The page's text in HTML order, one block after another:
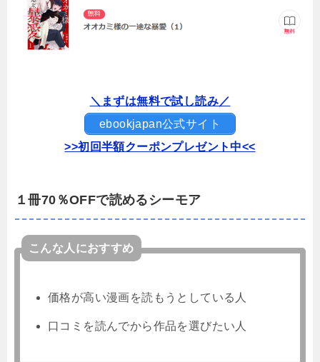
＼まずは無料で試し読み／
ebookjapan公式サイト
>>初回半額クーポンプレゼント中<<
１冊70％OFFで読めるシーモア
こんな人におすすめ
価格が高い漫画を読もうとしている人
口コミを読んでから作品を選びたい人